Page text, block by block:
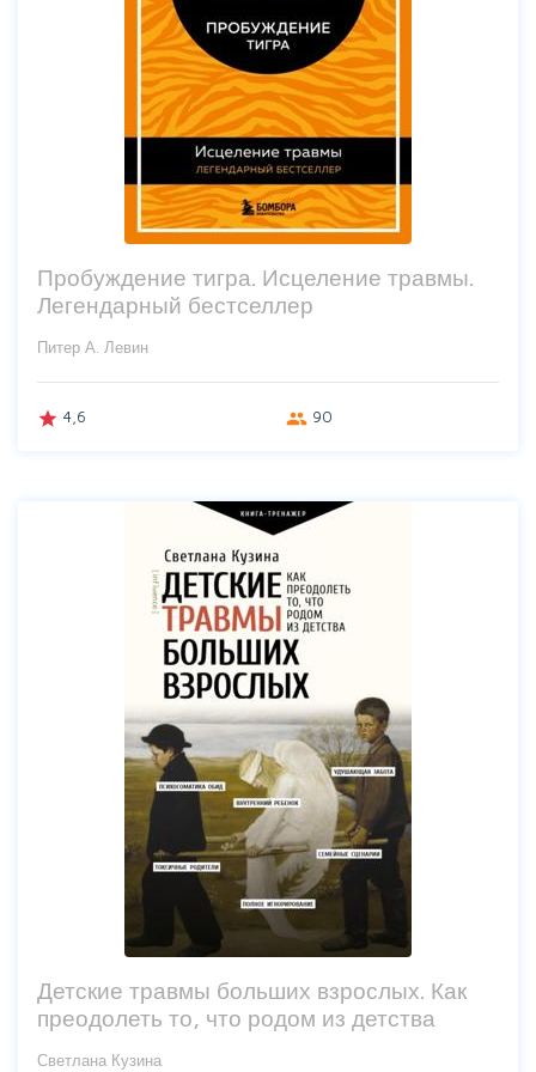
Пробуждение тигра. Исцеление травмы.
Легендарный бестселлер
Питер А. Левин
grade 4,6 group 90
Детские травмы больших взрослых. Как
преодолеть то, что родом из детства
Светлана Кузина